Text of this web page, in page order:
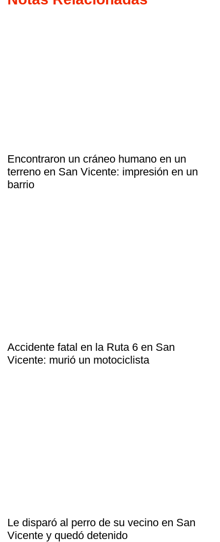
Encontraron un cráneo humano en un
terreno en San Vicente: impresión en un
barrio
Accidente fatal en la Ruta 6 en San
Vicente: murió un motociclista
Le disparó al perro de su vecino en San
Vicente y quedó detenido